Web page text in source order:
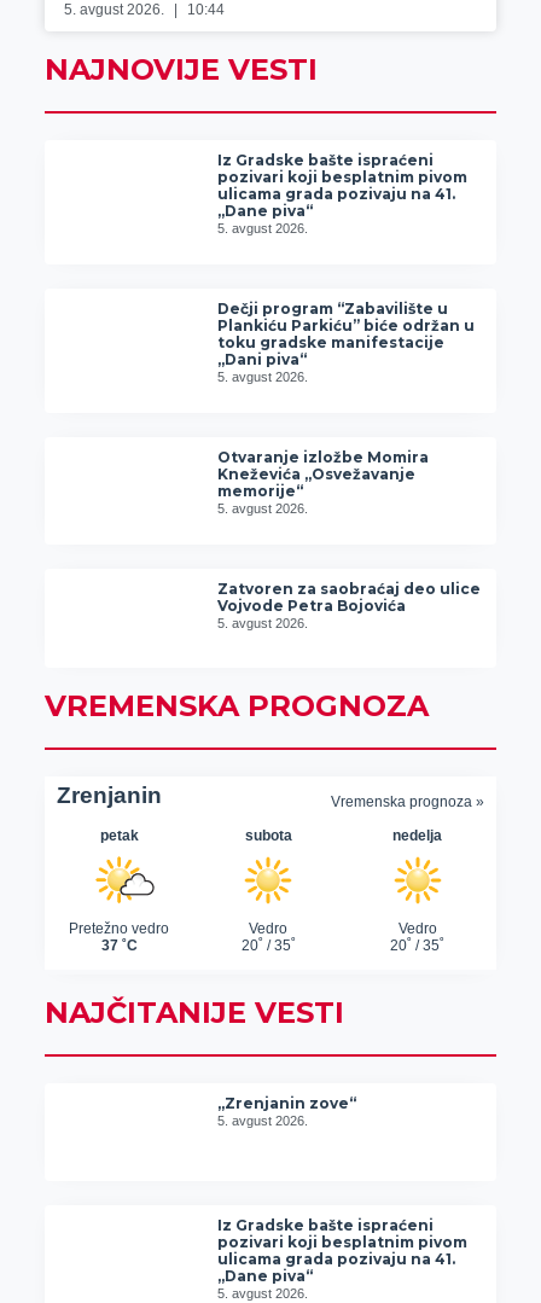
5. avgust 2026. 10:44
NAJNOVIJE VESTI
Iz Gradske bašte ispraćeni
pozivari koji besplatnim pivom
ulicama grada pozivaju na 41.
„Dane piva“
5. avgust 2026.
Dečji program “Zabavilište u
Plankiću Parkiću” biće održan u
toku gradske manifestacije
„Dani piva“
5. avgust 2026.
Otvaranje izložbe Momira
Kneževića „Osvežavanje
memorije“
5. avgust 2026.
Zatvoren za saobraćaj deo ulice
Vojvode Petra Bojovića
5. avgust 2026.
VREMENSKA PROGNOZA
NAJČITANIJE VESTI
„Zrenjanin zove“
5. avgust 2026.
Iz Gradske bašte ispraćeni
pozivari koji besplatnim pivom
ulicama grada pozivaju na 41.
„Dane piva“
5. avgust 2026.